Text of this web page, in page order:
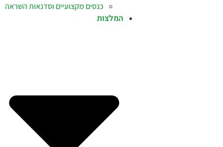
כנסים מקצועיים וסדנאות השראה
המלצות